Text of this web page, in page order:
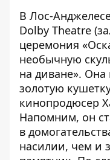
В Лос-
Dolby Theatre
церемония
необычную
на диване». Она
золотую
кинопродюсер
Напомним, он
в
насилии, чем и